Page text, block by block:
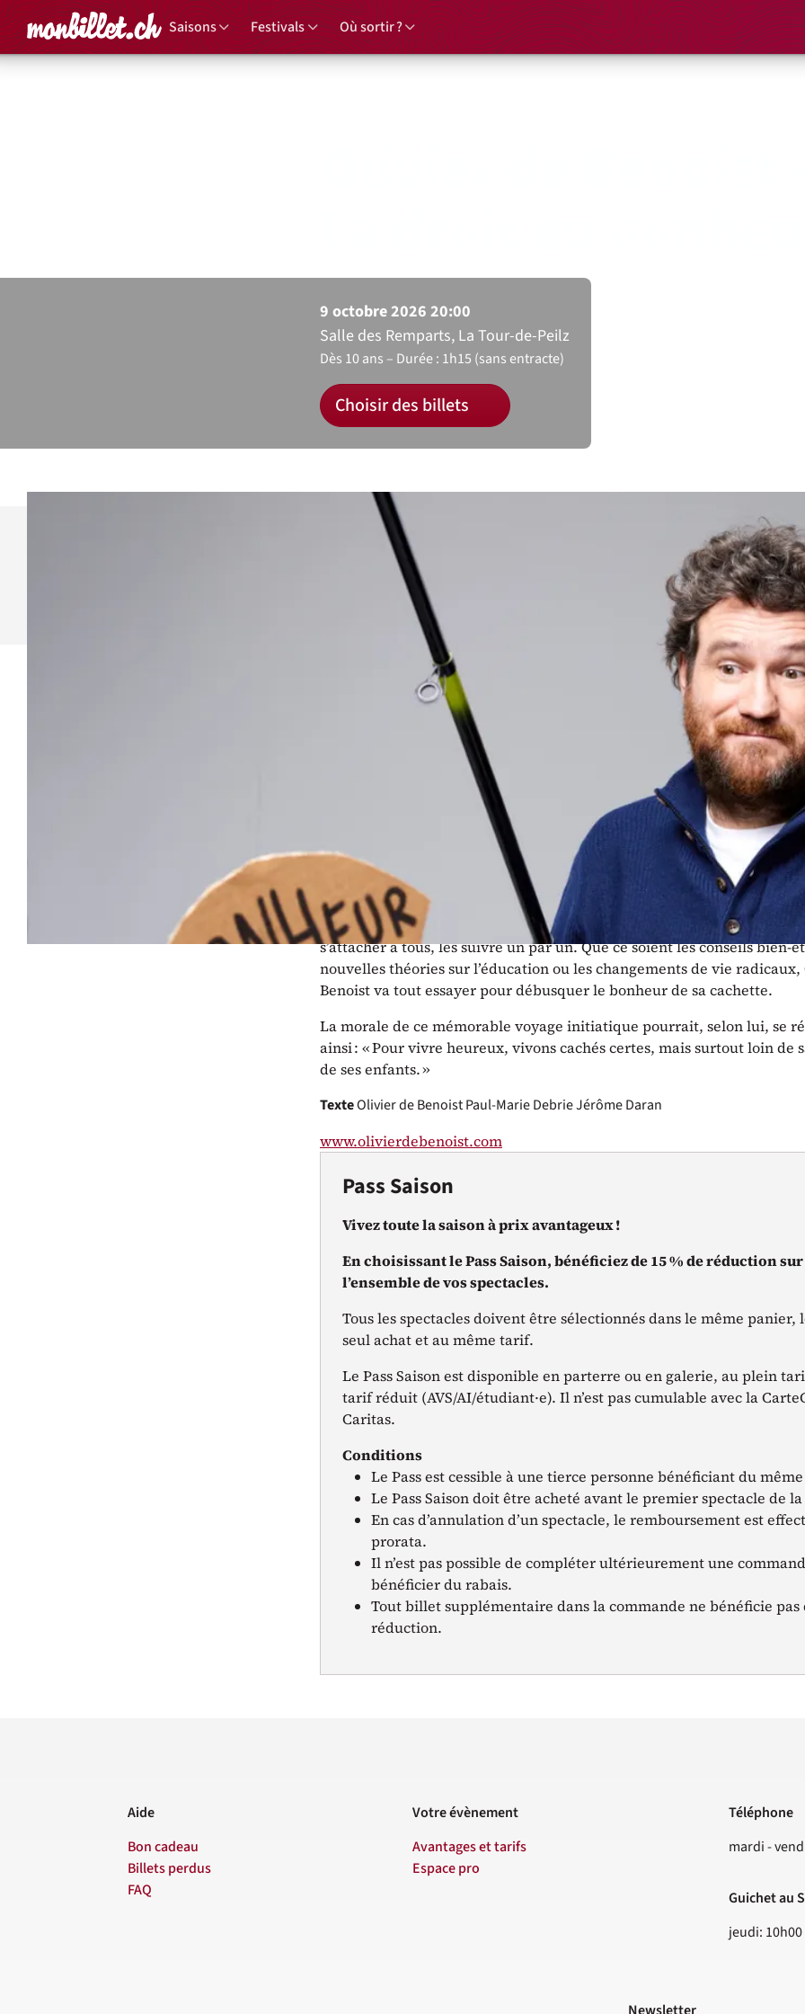
Accueil Saisons Festivals Où sortir ?
9 octobre 2026 20:00
Salle des Remparts, La Tour-de-Peilz
Dès 10 ans Durée : 1h15 (sans entracte)
Choisir des billets
Pour constituer un abonnement et ainsi bénéficier de 15% de
mettez successivement dans votre panier tous les spectacles de
Découvrez la saison 26/27 de
Dans le cadre de sa saison 26/27, l’Association
Tour accueille Olivier de Benoist avec son
droit au bonheur.
Olivier de Benoist cherchait le bonheur et il a trouvé une famille. Bien
pas laisser ce revers temporaire le détourner de son objectif, cet
optimiste se lance dans une quête éperdue de la félicité.
Le monde moderne n’étant pas avare en conseils divers et variés pour
nos existences mornes et tristes en chemins bordés de roses, Olivier de
s’attacher à tous, les suivre un par un. Que ce soient les conseils bien-
nouvelles théories sur l’éducation ou les changements de vie
Benoist va tout essayer pour débusquer le bonheur de sa cachette.
La morale de ce mémorable voyage initiatique pourrait, selon lui, se
ainsi : « Pour vivre heureux, vivons cachés certes, mais surtout loin de
de ses enfants. »
TexteOlivier de BenoistPaul-Marie DebrieJérôme Daran
www.olivierdebenoist.com
Pass Saison
Vivez toute la saison à prix avantageux !
En choisissant le Pass Saison, bénéficiez de 15 % de réduction sur
l’ensemble de vos spectacles.
Tous les spectacles doivent être sélectionnés dans le même panier,
seul achat et au même tarif.
Le Pass Saison est disponible en parterre ou en galerie, au plein
tarif réduit (AVS/AI/étudiant·e). Il n’est pas cumulable avec la
Caritas.
Conditions
Le Pass est cessible à une tierce personne bénéficiant du
Le Pass Saison doit être acheté avant le premier spectacle de la
En cas d’annulation d’un spectacle, le remboursement est
prorata.
Il n’est pas possible de compléter ultérieurement une
bénéficier du rabais.
Tout billet supplémentaire dans la commande ne bénéficie pas
réduction.
Aide
Bon cadeau
Billets perdus
FAQ
Votre évènement
Avantages et tarifs
Espace pro
Contact
Téléphone
mardi -
Guichet au
jeudi: